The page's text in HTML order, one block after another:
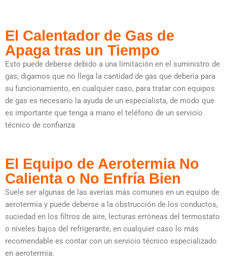
El Calentador de Gas de
Apaga tras un Tiempo
Esto puede deberse debido a una limitación en el suministro de
gas, digamos que no llega la cantidad de gas que debería para
su funcionamiento, en cualquier caso, para tratar con equipos
de gas es necesario la ayuda de un especialista, de modo que
es importante que tenga a mano el teléfono de un servicio
técnico de confianza
El Equipo de Aerotermia No
Calienta o No Enfría Bien
Suele ser algunas de las averías más comunes en un equipo de
aerotermia y puede deberse a la obstrucción de los conductos,
suciedad en los filtros de aire, lecturas erróneas del termostato
o niveles bajos del refrigerante, en cualquier caso lo más
recomendable es contar con un servicio técnico especializado
en aerotermia.